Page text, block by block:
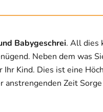
Babygeschrei. All dies
Neben dem was
Ihr Kind. Dies ist eine
anstrengenden Zeit